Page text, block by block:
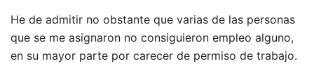
He de admitir no obstante que varias de las personas
que se me asignaron no consiguieron empleo alguno,
en su mayor parte por carecer de permiso de trabajo.